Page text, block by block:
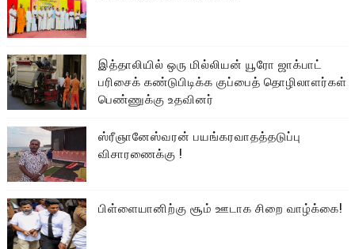
இத்தாலியில் ஒரு மில்லியன் யூரோ ஜாக்பாட்
பரிசைக் கண்டுபிடிக்க குப்பைத் தொழிலாளர்கள்
பெண்ணுக்கு உதவினர்
ஸ்ரீஞானேஸ்வரன் பயங்கரவாதத்தடுப்பு
விசாரணைக்கு !
பிள்ளையானிற்கு சூம் ஊடாக சிறை வாழ்க்கை!